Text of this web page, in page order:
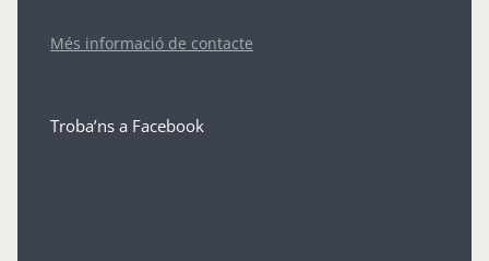
Més informació de contacte
Troba’ns a Facebook